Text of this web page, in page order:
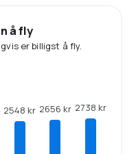
å fly
er billigst å fly.
2548 kr 2656 kr 2738 kr